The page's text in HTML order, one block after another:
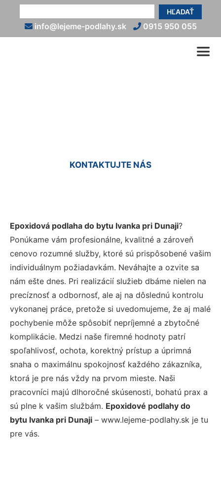
HĽADAŤ
info@lejeme-podlahy.sk 0915 950 055
KONTAKTUJTE NÁS
Epoxidová podlaha do bytu Ivanka pri Dunaji?
Ponúkame vám profesionálne, kvalitné a zároveň
cenovo rozumné služby, ktoré sú prispôsobené vašim
individuálnym požiadavkám. Neváhajte a ozvite sa
nám ešte dnes. Pri realizácií služieb dbáme nielen na
precíznosť a odbornosť, ale aj na dôslednú kontrolu
vykonanej práce, pretože si uvedomujeme, že aj malé
pochybenie môže spôsobiť nepríjemné a zbytočné
komplikácie. Medzi naše firemné hodnoty patrí
spoľahlivosť, ochota, korektný prístup a úprimná
snaha o maximálnu spokojnosť každého zákazníka,
ktorá je pre nás vždy na prvom mieste. Naši
pracovníci majú dlhoročné skúsenosti, bohatú prax a
sú plne k vašim službám. Epoxidové podlahy do
bytu Ivanka pri Dunaji – www.lejeme-podlahy.sk je tu
pre vás.